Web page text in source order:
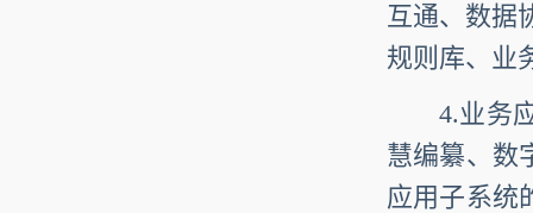
互通、数据
规则库、业
4.业务应
慧编纂、数
应用子系统